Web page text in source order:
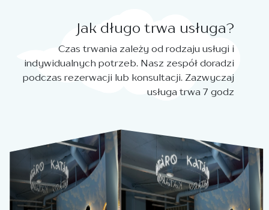
Jak długo trwa usługa?
Czas trwania zależy od rodzaju usługi i
indywidualnych potrzeb. Nasz zespół doradzi
podczas rezerwacji lub konsultacji. Zazwyczaj
usługa trwa 7 godz